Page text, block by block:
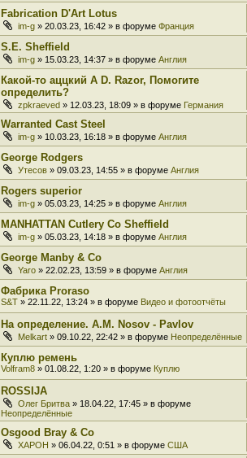
Fabrication D'Art Lotus
im-g » 20.03.23, 16:42 » в форуме Франция
S.E. Sheffield
im-g » 15.03.23, 14:37 » в форуме Англия
Какой-то аццкий A D. Razor, Помогите
определить?
zpkraeved » 12.03.23, 18:09 » в форуме Германия
Warranted Cast Steel
im-g » 10.03.23, 16:18 » в форуме Англия
George Rodgers
Утесов » 09.03.23, 14:55 » в форуме Англия
Rogers superior
im-g » 05.03.23, 14:25 » в форуме Англия
MANHATTAN Cutlery Co Sheffield
im-g » 05.03.23, 14:18 » в форуме Англия
George Manby & Co
Yaro » 22.02.23, 13:59 » в форуме Англия
Фабрика Proraso
S&T » 22.11.22, 13:24 » в форуме Видео и фотоотчёты
На определение. A.M. Nosov - Pavlov
Melkart » 09.10.22, 22:42 » в форуме Неопределённые
Куплю ремень
Volfram8 » 01.08.22, 1:20 » в форуме Куплю
ROSSIJA
Олег Бритва » 18.04.22, 17:45 » в форуме
Неопределённые
Osgood Bray & Co
XAPOH » 06.04.22, 0:51 » в форуме США